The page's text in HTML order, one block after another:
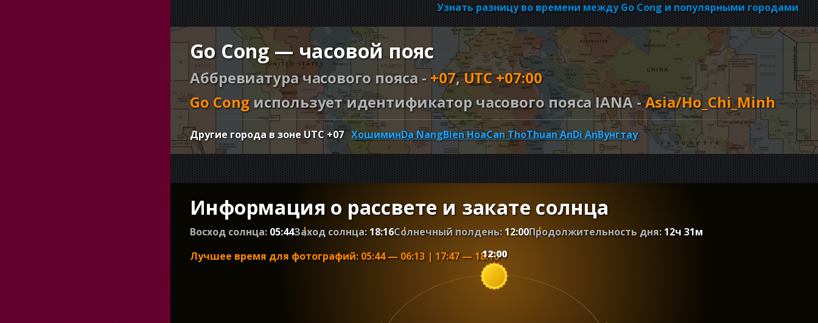
Узнать разницу во времени между Go Cong и популярными городами
Go Cong — часовой пояс
Аббревиатура часового пояса - +07,UTC +07:00
Go Cong использует идентификатор часового пояса IANA -Asia/Ho_Chi_Minh
Другие города в зоне UTC +07 ХошиминDa NangBien HoaCan ThoThuan AnDi AnВунгтау
Информация о рассвете и закате солнца
Восход солнца: 05:44Заход солнца: 18:16Солнечный полдень:12:00Продолжительность дня: 12ч 31м
Лучшее время для фотографий: 05:44— 06:13| 17:47— 18:16
12:00